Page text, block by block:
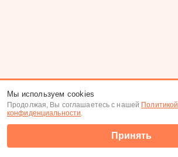
Мы используем cookies
Продолжая, Вы соглашаетесь с нашей Политикой
конфиденциальности.
Принять